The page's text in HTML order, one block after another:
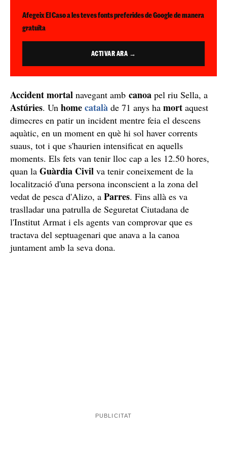
Afegeix El Caso a les teves fonts preferides de Google de manera
gratuïta
ACTIVAR ARA →
Accident mortal navegant amb canoa pel riu Sella, a
Astúries. Un homecatalà de 71 anys ha mort aquest
dimecres en patir un incident mentre feia el descens
aquàtic, en un moment en què hi sol haver corrents
suaus, tot i que s'haurien intensificat en aquells
moments. Els fets van tenir lloc cap a les 12.50 hores,
quan la Guàrdia Civil va tenir coneixement de la
localització d'una persona inconscient a la zona del
vedat de pesca d'Alizo, a Parres. Fins allà es va
traslladar una patrulla de Seguretat Ciutadana de
l'Institut Armat i els agents van comprovar que es
tractava del septuagenari que anava a la canoa
juntament amb la seva dona.